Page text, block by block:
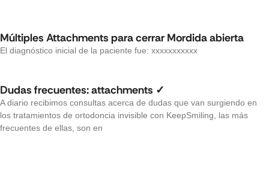
Múltiples Attachments para cerrar Mordida abierta
El diagnóstico inicial de la paciente fue: xxxxxxxxxxx
Dudas frecuentes: attachments ✓
A diario recibimos consultas acerca de dudas que van surgiendo en
los tratamientos de ortodoncia invisible con KeepSmiling, las más
frecuentes de ellas, son en